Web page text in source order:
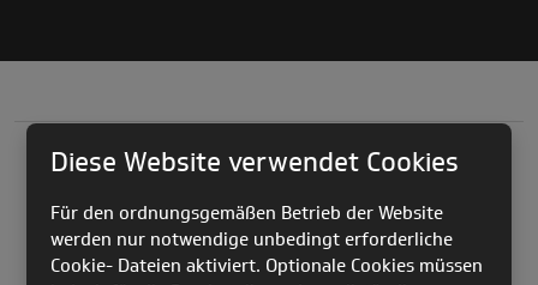
Diese Website verwendet Cookies
Für den ordnungsgemäßen Betrieb der Website
werden nur notwendige unbedingt erforderliche
Cookie- Dateien aktiviert. Optionale Cookies müssen